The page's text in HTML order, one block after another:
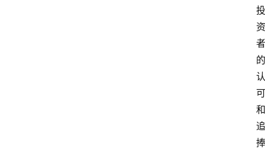
投
资
者
的
认
可
和
追
捧